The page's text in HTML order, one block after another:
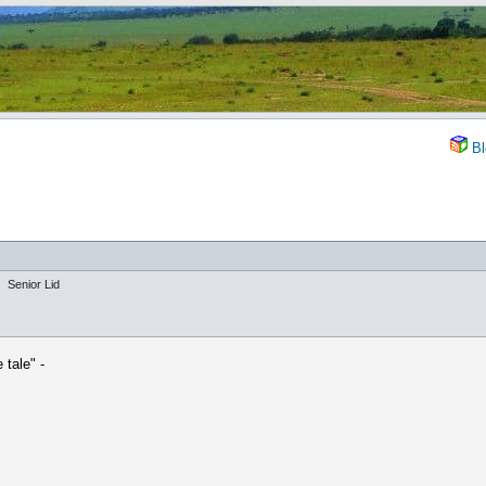
Senior Lid
tale" -